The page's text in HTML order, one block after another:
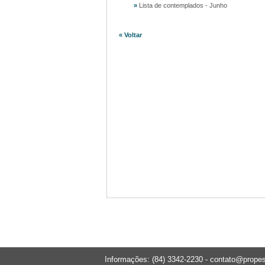
» Lista de contemplados - Junho
« Voltar
Informações: (84) 3342-2230 -